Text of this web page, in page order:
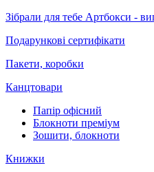
Зібрали для тебе Артбокси -
Подарункові сертифікати
Пакети, коробки
Канцтовари
Папір офісний
Блокноти преміум
Зошити, блокноти
Книжки